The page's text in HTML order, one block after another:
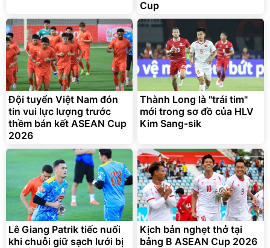
Cup
Đội tuyển Việt Nam đón
tin vui lực lượng trước
thềm bán kết ASEAN Cup
2026
Thành Long là "trái tim"
mới trong sơ đồ của HLV
Kim Sang-sik
Lê Giang Patrik tiếc nuối
khi chuỗi giữ sạch lưới bị
Kịch bản nghẹt thở tại
bảng B ASEAN Cup 2026